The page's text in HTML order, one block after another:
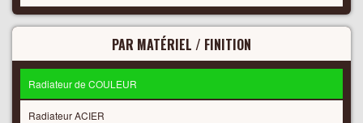
PAR MATÉRIEL / FINITION
Radiateur de COULEUR
Radiateur ACIER